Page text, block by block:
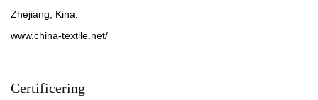
Zhejiang, Kina.
www.china-textile.net/
Certificering